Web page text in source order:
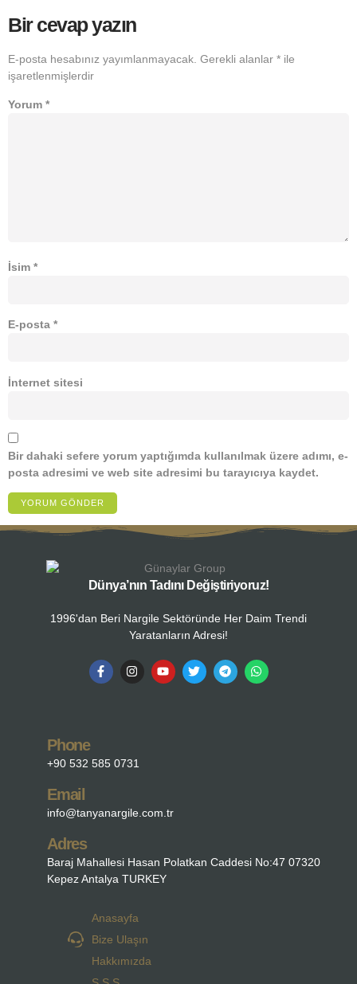
Bir cevap yazın
E-posta hesabınız yayımlanmayacak. Gerekli alanlar * ile
işaretlenmişlerdir
Yorum *
İsim *
E-posta *
İnternet sitesi
Bir dahaki sefere yorum yaptığımda kullanılmak üzere adımı, e-
posta adresimi ve web site adresimi bu tarayıcıya kaydet.
Dünya’nın Tadını Değiştiriyoruz!
1996'dan Beri Nargile Sektöründe Her Daim Trendi
Yaratanların Adresi!
Phone
+90 532 585 0731
Email
info@tanyanargile.com.tr
Adres
Baraj Mahallesi Hasan Polatkan Caddesi No:47 07320
Kepez Antalya TURKEY
Anasayfa
Bize Ulaşın
Hakkımızda